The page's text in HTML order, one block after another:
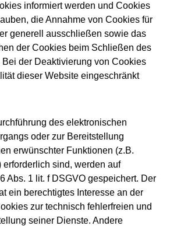
informiert werden und Cookies
die Annahme von Cookies für
generell ausschließen sowie das
der Cookies beim Schließen des
Bei der Deaktivierung von Cookies
dieser Website eingeschränkt
des elektronischen
oder zur Bereitstellung
erwünschter Funktionen (z.B.
erforderlich sind, werden auf
Abs. 1 lit. f DSGVO gespeichert. Der
ein berechtigtes Interesse an der
zur technisch fehlerfreien und
seiner Dienste. Andere